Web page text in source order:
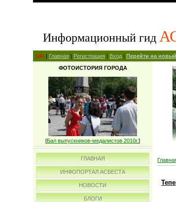
Информационный гид
14+ | Главная | Регистрация | Вход |Перейти на
ФОТОИСТОРИЯ ГОРОДА
[Бал выпускников-медалистов 2010г.]
ГЛАВНАЯ
ИНФОПОРТАЛ АСБЕСТА
НОВОСТИ
БЛОГИ